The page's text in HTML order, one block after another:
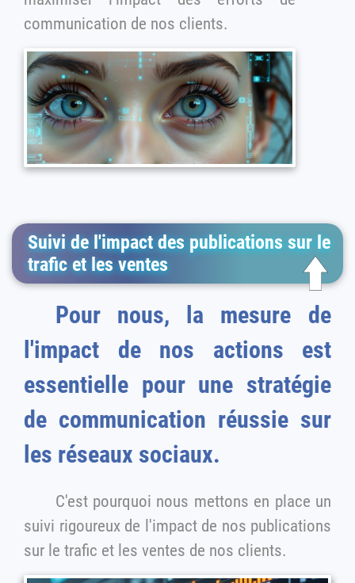
communication de nos clients.
Suivi de l'impact des publications sur le
trafic et les ventes
Pour nous, la mesure de
l'impact de nos actions est
essentielle pour une stratégie
de communication réussie sur
les réseaux sociaux.
C'est pourquoi nous mettons en place un
suivi rigoureux de l'impact de nos publications
sur le trafic et les ventes de nos clients.